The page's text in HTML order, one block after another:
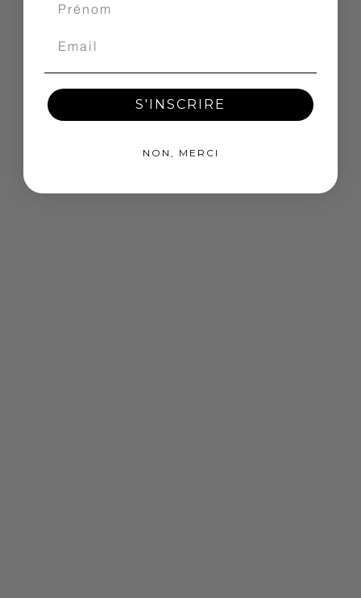
S'INSCRIRE
NON, MERCI